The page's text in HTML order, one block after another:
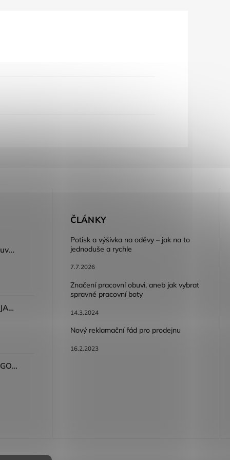
Dámský volnočasový nazouvák ARDON®JUNO - růžová
Dámské kalhoty ARDON®JASVENA šedá
Tričko ARDON®ULTRITE®GO! dámské růžová
ČLÁNKY
Potisk a výšivka na oděvy – jak na to
jednoduše a rychle
7.7.2026
Značení pracovní obuvi, aneb jak vybrat
spravné pracovní boty
14.3.2024
Nový reklamační řád pro prodejnu
16.2.2023